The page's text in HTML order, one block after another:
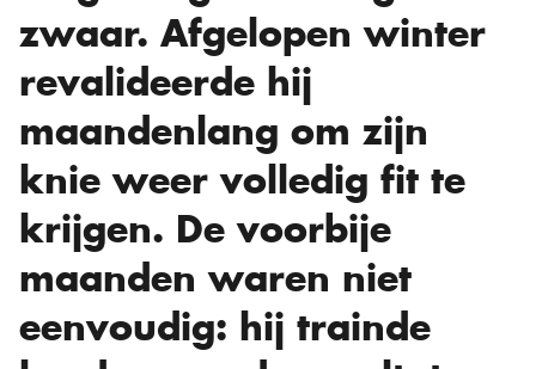
zwaar. Afgelopen winter
revalideerde hij
maandenlang om zijn
knie weer volledig fit te
krijgen. De voorbije
maanden waren niet
eenvoudig: hij trainde